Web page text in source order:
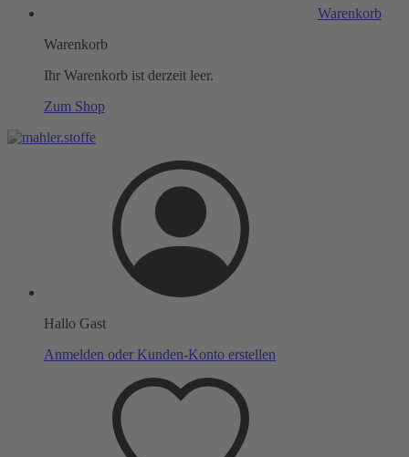
Warenkorb
Warenkorb
Ihr Warenkorb ist derzeit leer.
Zum Shop
Hallo Gast
Anmelden oder Kunden-Konto erstellen